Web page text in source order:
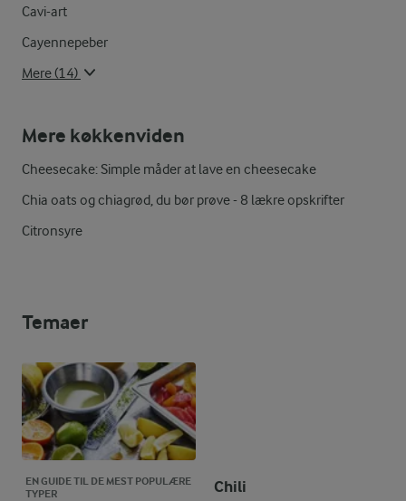
Cavi-art
Cayennepeber
Mere (14)
Mere køkkenviden
Cheesecake: Simple måder at lave en cheesecake
Chia oats og chiagrød, du bør prøve - 8 lækre opskrifter
Citronsyre
Temaer
EN GUIDE TIL DE MEST POPULÆRE
TYPER
Chili